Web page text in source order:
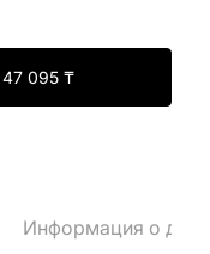
47 095 ₸
Информация о